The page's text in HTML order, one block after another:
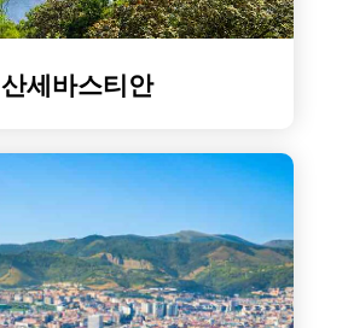
산세바스티안